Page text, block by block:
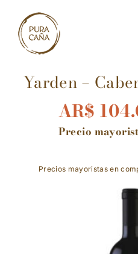
content
Yarden –
AR$
Precio
Precios mayoristas en